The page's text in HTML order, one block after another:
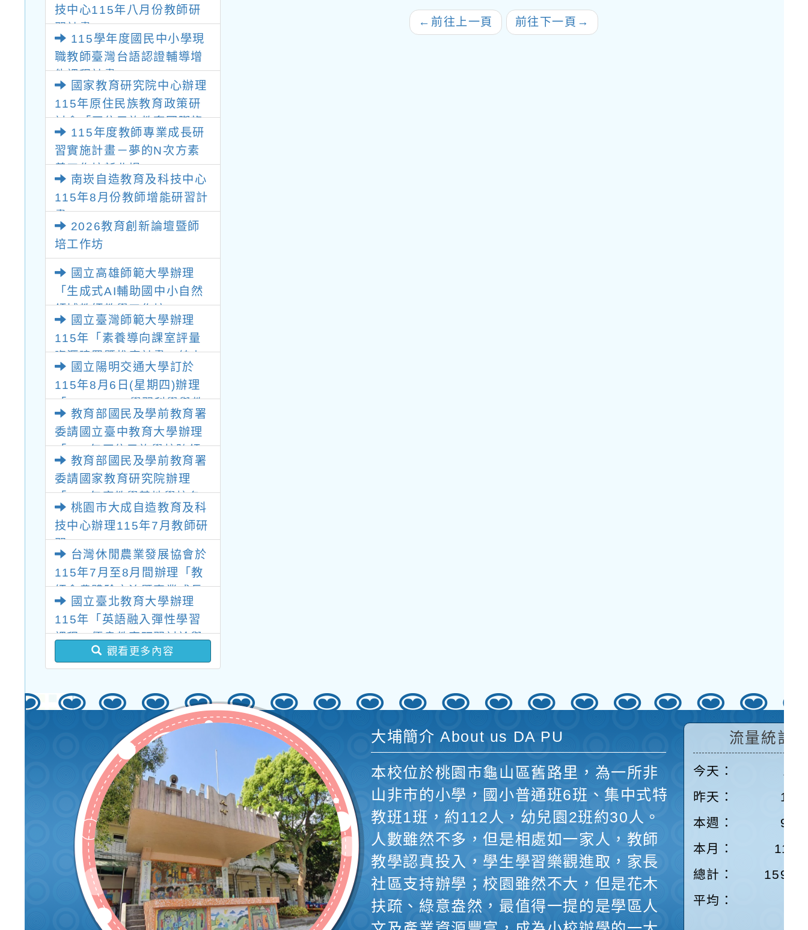
技中心115年八月份教師研
習計畫
115學年度國民中小學現
職教師臺灣台語認證輔導增
能課程計畫
國家教育研究院中心辦理
115年原住民族教育政策研
討會「原住民族教育國際趨
勢與發展」
115年度教師專業成長研
習實施計畫－夢的N次方素
養工作坊新北場
南崁自造教育及科技中心
115年8月份教師增能研習計
畫
2026教育創新論壇暨師
培工作坊
國立高雄師範大學辦理
「生成式AI輔助國中小自然
領域教師教學工作坊」
國立臺灣師範大學辦理
115年「素養導向課室評量
資源建置暨推廣計畫」線上
專題講座
國立陽明交通大學訂於
115年8月6日(星期四)辦理
「2026 K-12學習科學與教
育創新研討會」
教育部國民及學前教育署
委請國立臺中教育大學辦理
「115年原住民族學校跨領
域議題教師增能工作坊」
教育部國民及學前教育署
委請國家教育研究院辦理
「115年度教學基地學校各
領域教師暑假共同備課研
習」
桃園市大成自造教育及科
技中心辦理115年7月教師研
習
台灣休閒農業發展協會於
115年7月至8月間辦理「教
師食農體驗交流暨專業成長
研習」活動
國立臺北教育大學辦理
115年「英語融入彈性學習
課程」優良教案研習討論與
分享線上研習觀看更多內容
← 前往上一頁 前往下一頁 →
大埔簡介 About us DA PU
本校位於桃園市龜山區舊路里，為一所非
山非市的小學，國小普通班6班、集中式特
教班1班，約112人，幼兒園2班約30人。
人數雖然不多，但是相處如一家人，教師
教學認真投入，學生學習樂觀進取，家長
社區支持辦學；校園雖然不大，但是花木
扶疏、綠意盎然，最值得一提的是學區人
流量統計
今天：
昨天：
本週：
本月：
總計：
平均：